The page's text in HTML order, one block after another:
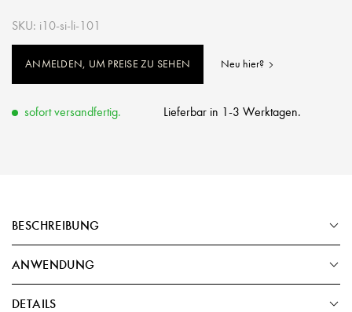
SKU: i10-si-li-101
ANMELDEN, UM PREISE ZU SEHEN Neu hier?
sofort versandfertig. Lieferbar in 1-3 Werktagen.
BESCHREIBUNG
ANWENDUNG
DETAILS